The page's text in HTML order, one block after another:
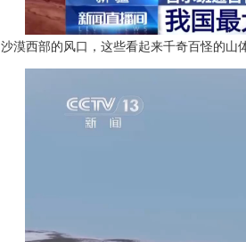
沙漠西部的风口，这些看起来千奇百怪的山